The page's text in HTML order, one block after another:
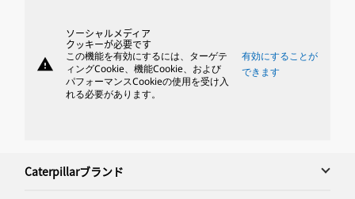
warning
ソーシャルメディア
クッキーが必要です
この機能を有効にするには、ターゲテ
ィングCookie、機能Cookie、および
パフォーマンスCookieの使用を受け入
れる必要があります。
有効にすることが
できます
Caterpillarブランド